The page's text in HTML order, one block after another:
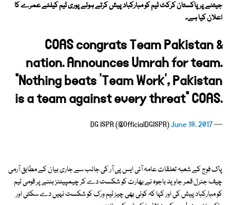
جیتنے پر پاکستان کرکٹ ٹیم کو مبارکباد پیش کرتے ہوئے پوری ٹیم کیلئے عمرے کا
اعلان کیا ہے۔
COAS congrats Team Pakistan &
nation. Announces Umrah for team.
"Nothing beats 'Team Work', Pakistan
is a team against every threat" COAS.
— DG ISPR (@OfficialDGISPR)
June 18, 2017
پاک فوج کے شعبہ تعلقات عامہ آئی ایس پی آر کی جانب سے جاری بیان کے مطابق آرمی
چیف جنرل قمر جاوید باجوہ نے بھارت کو شکست دے کر چیمپیئنز بننے پر قومی ٹیم
کو مبارکباد پیش کی اور کہا کہ کوئی بھی چیز ٹیم ورک کو شکست نہیں دے سکتی اور